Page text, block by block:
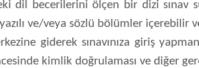
dil becerilerini ölçen bir dizi sınav
ve/veya sözlü bölümler içerebilir
giderek sınavınıza giriş
kimlik doğrulaması ve diğer